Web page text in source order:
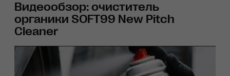
Видеообзор: очиститель
органики SOFT99 New Pitch
Cleaner